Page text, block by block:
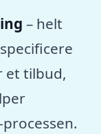
– helt
et tilbud,